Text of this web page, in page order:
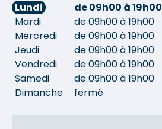
Lundi
de 09h00 à 19h00
Mardi
de 09h00 à 19h00
Mercredi
de 09h00 à 19h00
Jeudi
de 09h00 à 19h00
Vendredi
de 09h00 à 19h00
Samedi
de 09h00 à 19h00
Dimanche
fermé